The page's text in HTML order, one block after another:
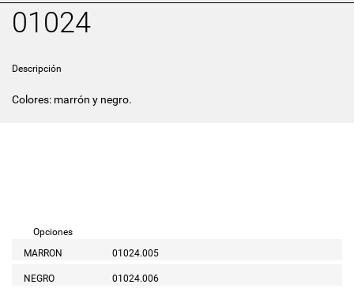
01024
Descripción
Colores: marrón y negro.
Opciones
MARRON
01024.005
NEGRO 01024.006